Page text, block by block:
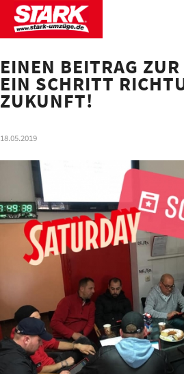
EINEN BEITRAG
EIN SCHRITT
ZUKUNFT!
18.05.2019